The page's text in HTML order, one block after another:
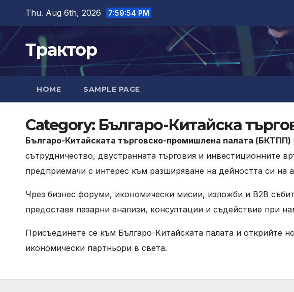
content
Thu. Aug 6th, 2026 7:59:55 PM
Трактор
HOME SAMPLE PAGE
Category: Българо-Китайска
Българо-Китайската търговско-промишлена палата (БКТПП)
сътрудничество, двустранната търговия и инвестиционните
предприемачи с интерес към разширяване на дейността си на
Чрез бизнес форуми, икономически мисии, изложби и B2B
предоставя пазарни анализи, консултации и съдействие при
Присъединете се към Българо-Китайската палата и открийте
икономически партньори в света.